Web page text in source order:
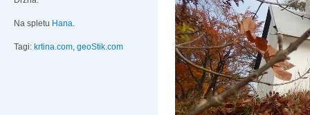
Na spletu Hana.
Tagi: krtina.com, geoStik.com